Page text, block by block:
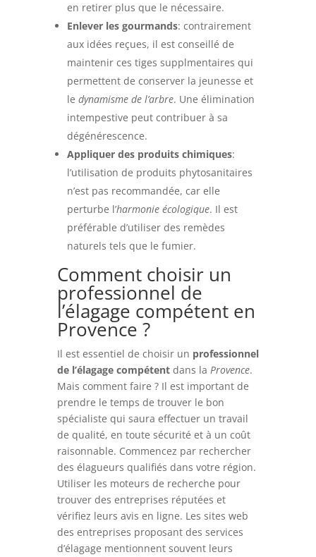
en retirer plus que le nécessaire.
Enlever les gourmands: contrairement
aux idées reçues, il est conseillé de
maintenir ces tiges supplmentaires qui
permettent de conserver la jeunesse et
le dynamisme de l’arbre. Une élimination
intempestive peut contribuer à sa
dégénérescence.
Appliquer des produits chimiques:
l’utilisation de produits phytosanitaires
n’est pas recommandée, car elle
perturbe l’harmonie écologique. Il est
préférable d’utiliser des remèdes
naturels tels que le fumier.
Comment choisir un
professionnel de
l’élagage compétent en
Provence ?
Il est essentiel de choisir un professionnel
de l’élagage compétentdans la Provence.
Mais comment faire ? Il est important de
prendre le temps de trouver le bon
spécialiste qui saura effectuer un travail
de qualité, en toute sécurité et à un coût
raisonnable. Commencez par rechercher
des élagueurs qualifiés dans votre région.
Utiliser les moteurs de recherche pour
trouver des entreprises réputées et
vérifiez leurs avis en ligne. Les sites web
des entreprises proposant des services
d’élagage mentionnent souvent leurs